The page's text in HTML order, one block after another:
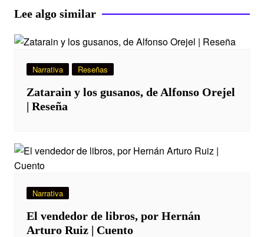
Lee algo similar
Narrativa Reseñas
Zatarain y los gusanos, de Alfonso Orejel
| Reseña
Narrativa
El vendedor de libros, por Hernán
Arturo Ruiz | Cuento